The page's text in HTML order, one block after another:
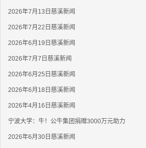
2026年7月13日慈溪新闻
2026年7月22日慈溪新闻
2026年6月19日慈溪新闻
2026年7月7日慈溪新闻
2026年6月25日慈溪新闻
2026年6月18日慈溪新闻
2026年4月16日慈溪新闻
宁波大学：牛！公牛集团捐赠3000万元助力
2026年6月30日慈溪新闻